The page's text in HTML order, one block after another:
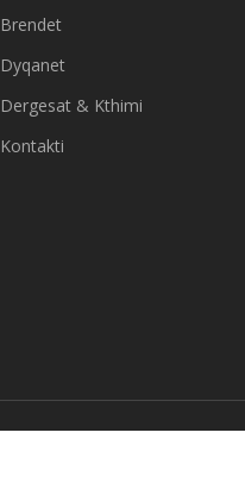
Brendet
Dyqanet
Dergesat & Kthimi
Kontakti